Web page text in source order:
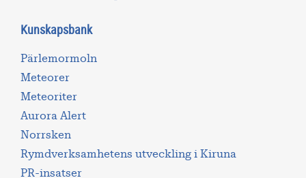
Kunskapsbank
Pärlemormoln
Meteorer
Meteoriter
Aurora Alert
Norrsken
Rymdverksamhetens utveckling i Kiruna
PR-insatser